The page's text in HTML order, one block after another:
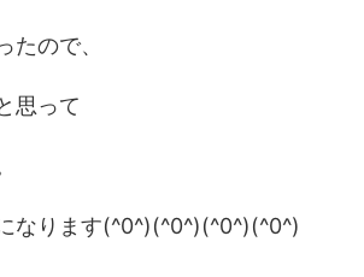
たので、
思って
なります(^0^)(^0^)(^0^)(^0^)